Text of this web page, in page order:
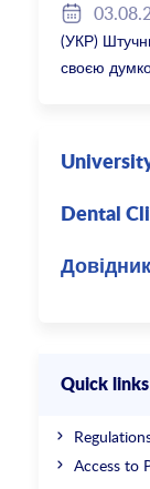
(УКР)
своєю
Dental
Quick links
Access to